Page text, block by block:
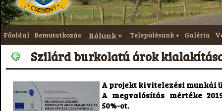
Főoldal Bemutatkozás Rólunk Településünk Galéria
Szilárd burkolatú árok kialakítása
A projekt kivitelezési munkái
A megvalósítás mértéke
50%-ot.